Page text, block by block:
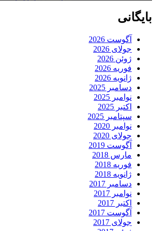
بایگانی
آگوست 2026
جولای 2026
ژوئن 2026
فوریه 2026
ژانویه 2026
دسامبر 2025
نوامبر 2025
اکتبر 2025
سپتامبر 2025
نوامبر 2020
جولای 2020
آگوست 2019
مارس 2018
فوریه 2018
ژانویه 2018
دسامبر 2017
نوامبر 2017
اکتبر 2017
آگوست 2017
جولای 2017